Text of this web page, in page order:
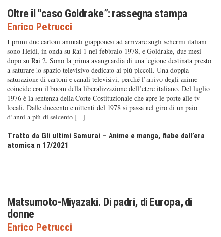
Oltre il “caso Goldrake”: rassegna stampa
Enrico Petrucci
I primi due cartoni animati giapponesi ad arrivare sugli schermi italiani
sono Heidi, in onda su Rai 1 nel febbraio 1978, e Goldrake, due mesi
dopo su Rai 2. Sono la prima avanguardia di una legione destinata presto
a saturare lo spazio televisivo dedicato ai più piccoli. Una doppia
saturazione di cartoni e canali televisivi, perché l’arrivo degli anime
coincide con il boom della liberalizzazione dell’etere italiano. Del luglio
1976 è la sentenza della Corte Costituzionale che apre le porte alle tv
locali. Dalle duecento emittenti del 1978 si passa nel giro di un paio
d’anni a più di seicento [...]
Tratto da Gli ultimi Samurai – Anime e manga, fiabe dall’era
atomica n 17/2021
Matsumoto-Miyazaki. Di padri, di Europa, di
donne
Enrico Petrucci